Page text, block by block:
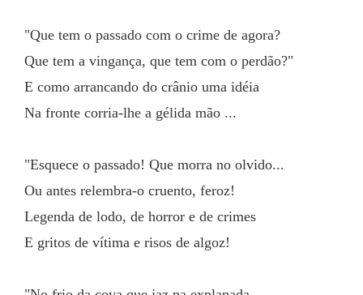
"Que tem o passado com o crime de agora?
Que tem a vingança, que tem com o perdão?"
E como arrancando do crânio uma idéia
Na fronte corria-lhe a gélida mão ...
"Esquece o passado! Que morra no olvido...
Ou antes relembra-o cruento, feroz!
Legenda de lodo, de horror e de crimes
E gritos de vítima e risos de algoz!